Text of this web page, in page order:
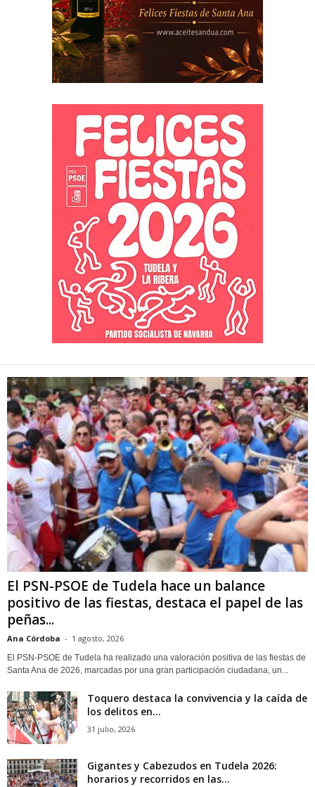
El PSN-PSOE de Tudela hace un balance
positivo de las fiestas, destaca el papel de las
peñas...
Ana Córdoba - 1 agosto, 2026
El PSN-PSOE de Tudela ha realizado una valoración positiva de las fiestas de
Santa Ana de 2026, marcadas por una gran participación ciudadana, un...
Toquero destaca la convivencia y la caída de
los delitos en...
31 julio, 2026
Gigantes y Cabezudos en Tudela 2026:
horarios y recorridos en las...